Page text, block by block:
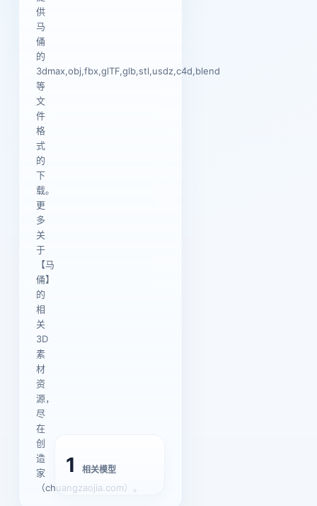
供
马
俑
的
3dmax,obj,fbx,glTF,glb,stl,usdz,c4d,blend
等
文
件
格
式
的
下
载。
更
多
关
于
【马
俑】
的
相
关
3D
素
材
资
源，
尽
在
创
造
家
（chuangzaojia.com）。
1 相关模型